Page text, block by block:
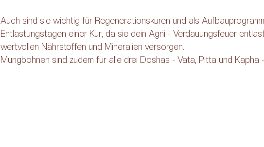
Auch sind sie wichtig für Regenerationskuren und als
Entlastungstagen einer Kur, da sie dein Agni - Verdauungsfeuer
wertvollen Nährstoffen und Mineralien versorgen.
Mungbohnen sind zudem für alle drei Doshas - Vata, Pitta und Kapha